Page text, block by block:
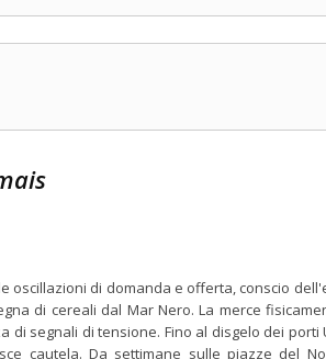
oscillazioni di domanda e offerta, conscio
di cereali dal Mar Nero. La merce
di segnali di tensione. Fino al disgelo dei
cautela. Da settimane sulle piazze del